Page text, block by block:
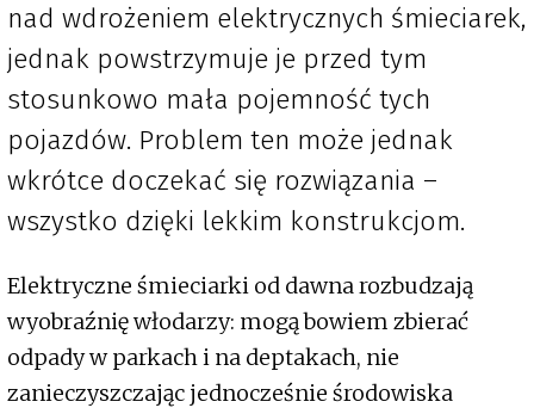
nad wdrożeniem elektrycznych śmieciarek,
jednak powstrzymuje je przed tym
stosunkowo mała pojemność tych
pojazdów. Problem ten może jednak
wkrótce doczekać się rozwiązania –
wszystko dzięki lekkim konstrukcjom.
Elektryczne śmieciarki od dawna rozbudzają
wyobraźnię włodarzy: mogą bowiem zbierać
odpady w parkach i na deptakach, nie
zanieczyszczając jednocześnie środowiska